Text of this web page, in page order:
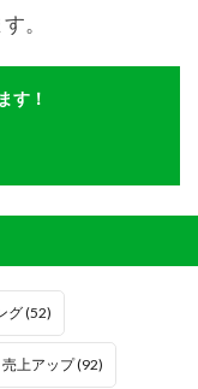
。
す！
グ(52)
売上アップ(92)